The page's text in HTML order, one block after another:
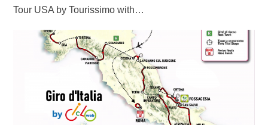
Tour USA by Tourissimo with…